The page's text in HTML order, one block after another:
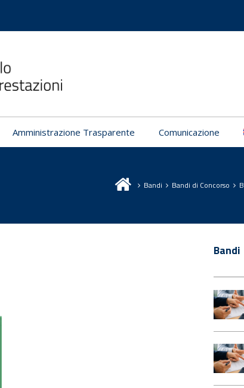
Amministrazione Trasparente Comunicazione
Bandi Bandi di Concorso
Bandi